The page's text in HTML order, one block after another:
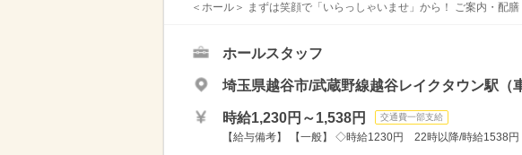
＜ホール＞ まずは笑顔で「いらっしゃいませ」から！ ご案内・配
ホールスタッフ
埼玉県越谷市/武蔵野線越谷レイクタウン駅（
時給1,230円～1,538円 交通費一部支給
【給与備考】 【一般】 ◇時給1230円 22時以降/時給1538